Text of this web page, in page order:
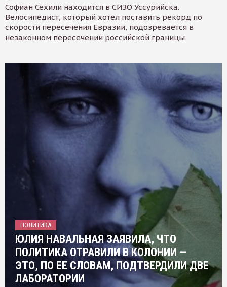
Софиан Сехили находится в СИЗО Уссурийска.
Велосипедист, который хотел поставить рекорд по
скорости пересечения Евразии, подозревается в
незаконном пересечении российской границы
ПОЛИТИКА
ЮЛИЯ НАВАЛЬНАЯ ЗАЯВИЛА, ЧТО
ПОЛИТИКА ОТРАВИЛИ В КОЛОНИИ —
ЭТО, ПО ЕЕ СЛОВАМ, ПОДТВЕРДИЛИ ДВЕ
ЛАБОРАТОРИИ